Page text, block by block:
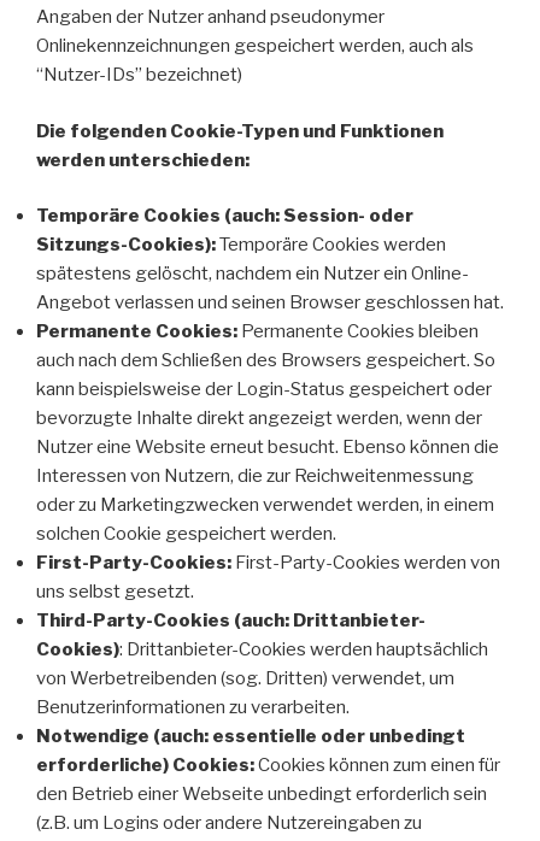
Angaben der Nutzer anhand pseudonymer
Onlinekennzeichnungen gespeichert werden, auch als
“Nutzer-IDs” bezeichnet)
Die folgenden Cookie-Typen und Funktionen
werden unterschieden:
Temporäre Cookies (auch: Session- oder
Sitzungs-Cookies):Temporäre Cookies werden
spätestens gelöscht, nachdem ein Nutzer ein Online-
Angebot verlassen und seinen Browser geschlossen hat.
Permanente Cookies: Permanente Cookies bleiben
auch nach dem Schließen des Browsers gespeichert. So
kann beispielsweise der Login-Status gespeichert oder
bevorzugte Inhalte direkt angezeigt werden, wenn der
Nutzer eine Website erneut besucht. Ebenso können die
Interessen von Nutzern, die zur Reichweitenmessung
oder zu Marketingzwecken verwendet werden, in einem
solchen Cookie gespeichert werden.
First-Party-Cookies: First-Party-Cookies werden von
uns selbst gesetzt.
Third-Party-Cookies (auch: Drittanbieter-
Cookies): Drittanbieter-Cookies werden hauptsächlich
von Werbetreibenden (sog. Dritten) verwendet, um
Benutzerinformationen zu verarbeiten.
Notwendige (auch: essentielle oder unbedingt
erforderliche) Cookies:Cookies können zum einen für
den Betrieb einer Webseite unbedingt erforderlich sein
(z.B. um Logins oder andere Nutzereingaben zu